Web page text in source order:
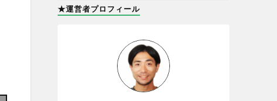
★運営者プロフィール